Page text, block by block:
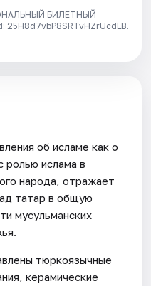
БИЛЕТНЫЙ
об исламе как о
ролью ислама в
народа, отражает
татар в общую
мусульманских
тюркоязычные
керамические